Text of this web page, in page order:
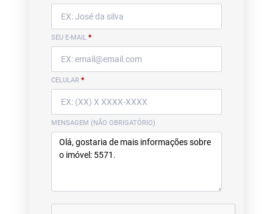
SEU E-MAIL *
CELULAR *
MENSAGEM (NÃO OBRIGATÓRIO)